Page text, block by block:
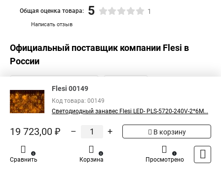
Написать отзыв
Общая оценка товара: 5 1
Официальный поставщик компании Flesi в
России
Flesi 00149
Код товара: 00149
Светодиодный занавес Flesi LED- PLS-5720-240V-2*6М...
19 723,00 ₽ – + В корзину
Сравнить
0
Корзина
0
Просмотрено
1